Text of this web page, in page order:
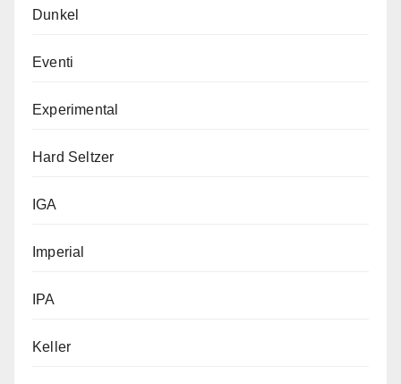
Dunkel
Eventi
Experimental
Hard Seltzer
IGA
Imperial
IPA
Keller